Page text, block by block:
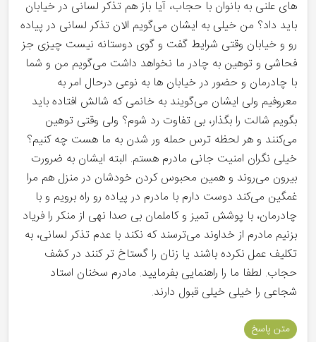
های علنی به بانوان با حجاب، آیا باز هم تذکر لسانی در خیابان
باید داد؟ من خیلی به ایشان می‌گویم الان تذکر لسانی در پیاده
رو و خیابان وقتی شرایط گفت و‌ گوی دوستانه نیست چیزی جز
فحاشی و‌ توهین به چادر ما نخواهد داشت می‌گویم من و شما
با چادرمان و حضور در خیابان ها به نوعی درحال امر به
معروفیم ولی ایشان می‌گویند به خانمی که شالش افتاده باید
بگویم شالت را بگذار، بی تفاوت رد شوم؟ ولی وقتی توهین
می‌کنند و هر لحظه ترس حمله ور شدن به ما هست چه کنیم؟
خیلی نگران امنیت جانی مادرم هستم. البته ایشان به ضرورت
بیرون می‌روند و همین محبوس کردن خودشان در منزل هم مرا
غمگین می‌کند دوست دارم با مادرم در پیاده رو راه برویم و با
چادرمان، با پوشش تمیز و کاملمان بی صدا نهی از منکر را فریاد
بزنیم مادرم از خداوند می‌ترسند که نکند با عدم تذکر لسانی، به
تکلیف عمل نکرده باشند یا زنان را گستاخ تر کنند در کشف
حجاب. لطفا ما را راهنمایی بفرمایید. مادرم سخنان استاد
شجاعی را خیلی خیلی قبول دارند.
متن پاسخ